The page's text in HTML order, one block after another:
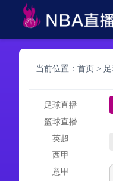
当前位置： 首页 >
足球直播
篮球直播
英超
西甲
意甲